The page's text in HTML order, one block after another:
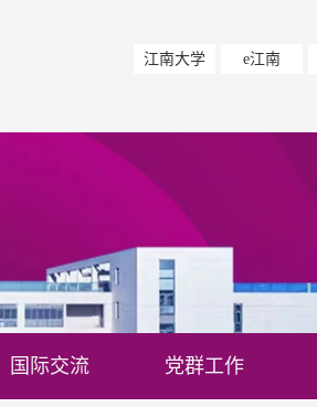
江南大学 e江南
国际交流 党群工作